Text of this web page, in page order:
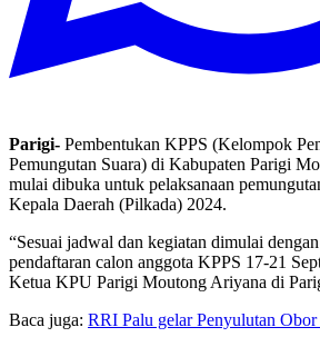
Parigi- Pembentukan KPPS (Kelompok
Pemungutan Suara) di Kabupaten Parigi
mulai dibuka untuk pelaksanaan
Kepala Daerah (Pilkada) 2024.
“Sesuai jadwal dan kegiatan dimulai
pendaftaran calon anggota KPPS 17-21
Ketua KPU Parigi Moutong Ariyana di
Baca juga: RRI Palu gelar Penyulutan Obor